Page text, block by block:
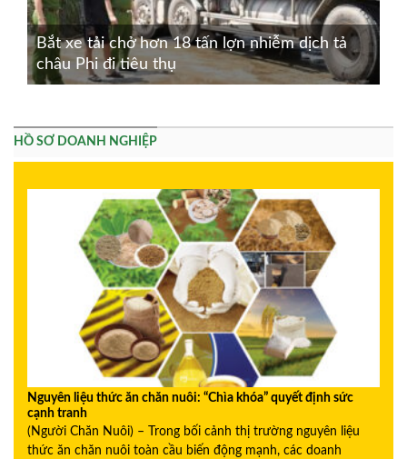
Bắt xe tải chở hơn 18 tấn lợn nhiễm dịch tả
châu Phi đi tiêu thụ
HỒ SƠ DOANH NGHIỆP
Nguyên liệu thức ăn chăn nuôi: “Chìa khóa” quyết định sức
cạnh tranh
(Người Chăn Nuôi) – Trong bối cảnh thị trường nguyên liệu
thức ăn chăn nuôi toàn cầu biến động mạnh, các doanh